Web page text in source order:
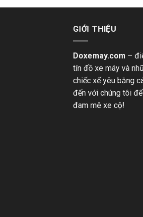
GIỚI THIỆU
Doxemay.com –
tín đồ xe máy và
chiếc xế yêu bằng
đến với chúng tôi
đam mê xe cộ!